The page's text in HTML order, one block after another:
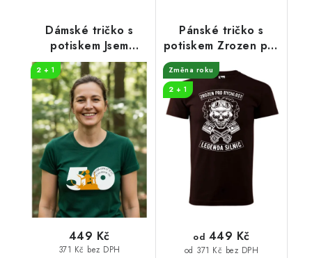
Dámské tričko s
potiskem Jsem
střelená 50 let
2 + 1
371 Kč bez DPH
449 Kč
Pánské tričko s
potiskem Zrozen pro
rychlost
Změna roku
2 + 1
od 371 Kč bez DPH
od 449 Kč